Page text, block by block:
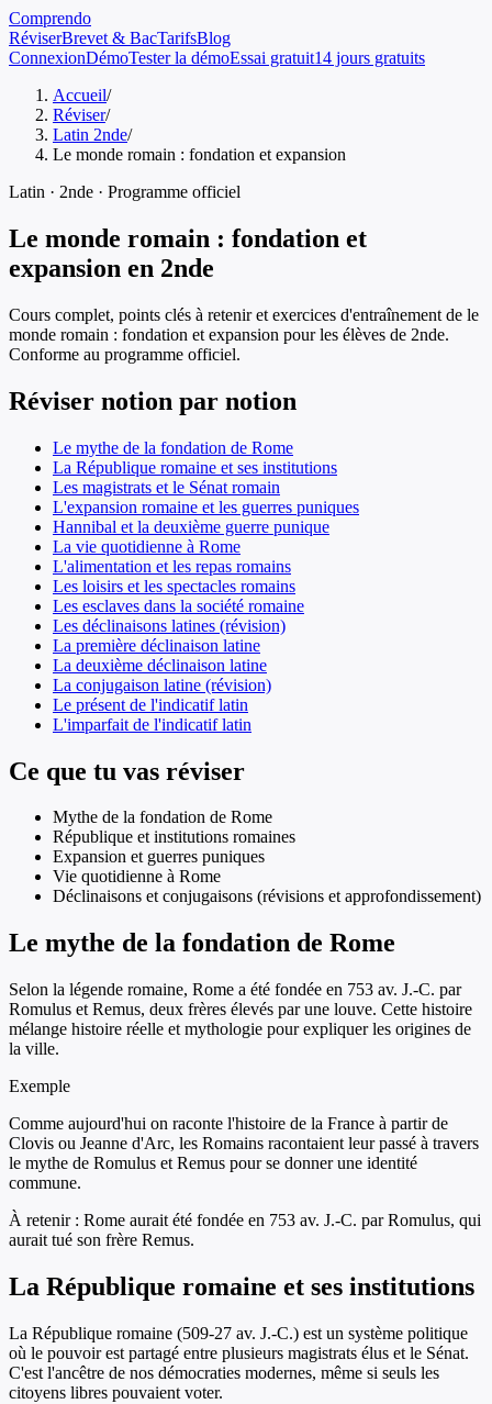
Comprendo
RéviserBrevet & BacTarifsBlog
ConnexionDémoTester la démoEssai gratuit14 jours gratuits
Accueil/
Réviser/
Latin 2nde/
Le monde romain : fondation et expansion
Latin · 2nde · Programme officiel
Le monde romain : fondation et
expansion en 2nde
Cours complet, points clés à retenir et exercices d'entraînement de le
monde romain : fondation et expansion pour les élèves de 2nde.
Conforme au programme officiel.
Réviser notion par notion
Le mythe de la fondation de Rome
La République romaine et ses institutions
Les magistrats et le Sénat romain
L'expansion romaine et les guerres puniques
Hannibal et la deuxième guerre punique
La vie quotidienne à Rome
L'alimentation et les repas romains
Les loisirs et les spectacles romains
Les esclaves dans la société romaine
Les déclinaisons latines (révision)
La première déclinaison latine
La deuxième déclinaison latine
La conjugaison latine (révision)
Le présent de l'indicatif latin
L'imparfait de l'indicatif latin
Ce que tu vas réviser
Mythe de la fondation de Rome
République et institutions romaines
Expansion et guerres puniques
Vie quotidienne à Rome
Déclinaisons et conjugaisons (révisions et approfondissement)
Le mythe de la fondation de Rome
Selon la légende romaine, Rome a été fondée en 753 av. J.-C. par
Romulus et Remus, deux frères élevés par une louve. Cette histoire
mélange histoire réelle et mythologie pour expliquer les origines de
la ville.
Exemple
Comme aujourd'hui on raconte l'histoire de la France à partir de
Clovis ou Jeanne d'Arc, les Romains racontaient leur passé à travers
le mythe de Romulus et Remus pour se donner une identité
commune.
À retenir : Rome aurait été fondée en 753 av. J.-C. par Romulus, qui
aurait tué son frère Remus.
La République romaine et ses institutions
La République romaine (509-27 av. J.-C.) est un système politique
où le pouvoir est partagé entre plusieurs magistrats élus et le Sénat.
C'est l'ancêtre de nos démocraties modernes, même si seuls les
citoyens libres pouvaient voter.